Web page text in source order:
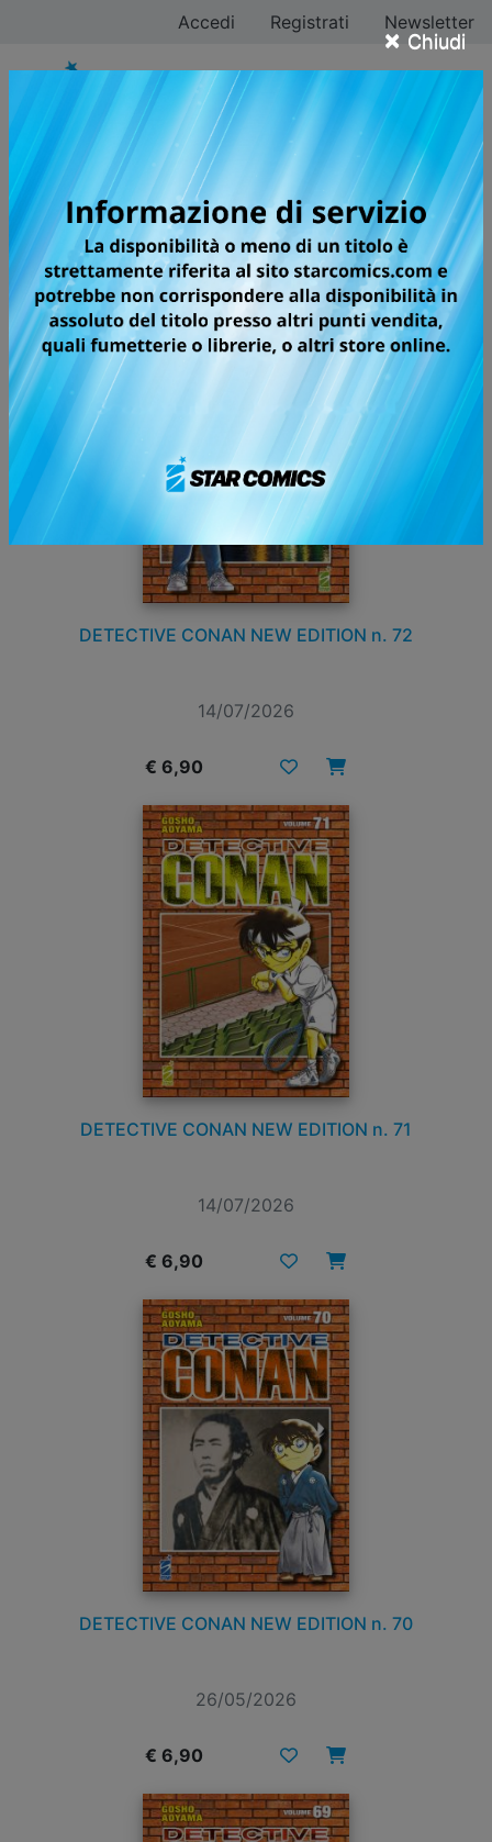
× Chiudi
Accedi Registrati Newsletter
Gosho Aoyama
Tutti i fumetti
DETECTIVE CONAN NEW EDITION n. 72
14/07/2026
€ 6,90
DETECTIVE CONAN NEW EDITION n. 71
14/07/2026
€ 6,90
DETECTIVE CONAN NEW EDITION n. 70
26/05/2026
€ 6,90